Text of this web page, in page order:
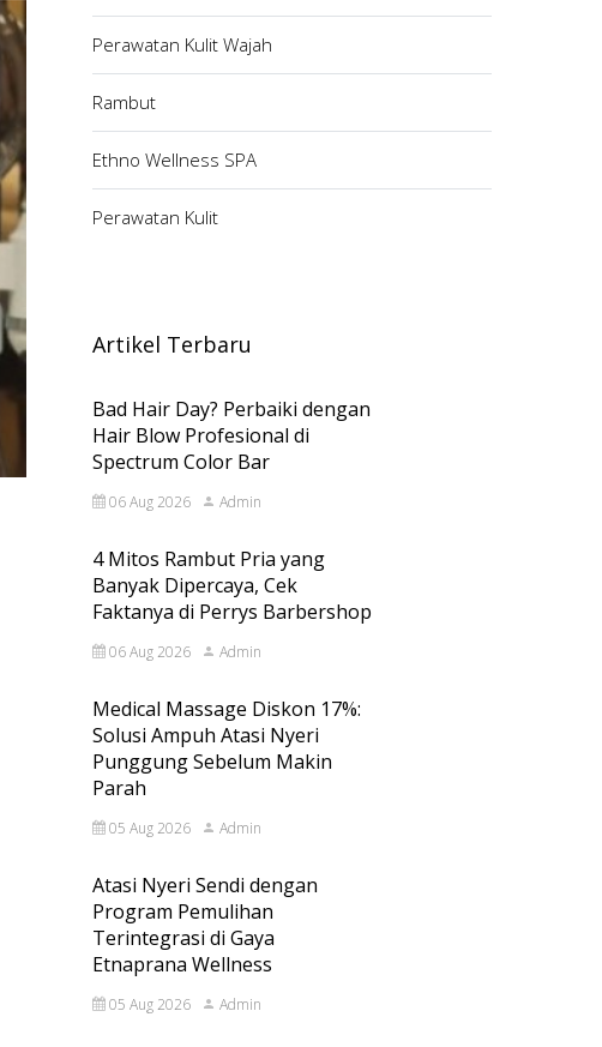
Perawatan Kulit Wajah
Rambut
Ethno Wellness SPA
Perawatan Kulit
Artikel Terbaru
Bad Hair Day? Perbaiki dengan
Hair Blow Profesional di
Spectrum Color Bar
06 Aug 2026 Admin
4 Mitos Rambut Pria yang
Banyak Dipercaya, Cek
Faktanya di Perrys Barbershop
06 Aug 2026 Admin
Medical Massage Diskon 17%:
Solusi Ampuh Atasi Nyeri
Punggung Sebelum Makin
Parah
05 Aug 2026 Admin
Atasi Nyeri Sendi dengan
Program Pemulihan
Terintegrasi di Gaya
Etnaprana Wellness
05 Aug 2026 Admin